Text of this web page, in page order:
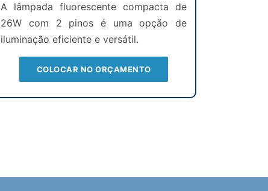
A lâmpada fluorescente compacta de
26W com 2 pinos é uma opção de
iluminação eficiente e versátil.
COLOCAR NO ORÇAMENTO